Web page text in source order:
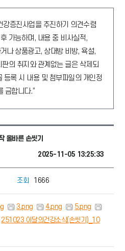
강증진사업을 추진하기 의견수렴
가능하며, 내용 중 비사실적,
나 상품광고, 상대방 비방, 욕설,
의 취지와 관계없는 글은 삭제되
등록 시 내용 및 첨부파일의 개인정
금합니다.”
올바른 손씻기
2025-11-05 13:25:33
조회 1666
3.png 4.png
5.png
251023 이달의건강소식(손씻기)_10